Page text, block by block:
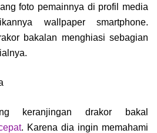
foto pemainnya di profil media
wallpaper smartphone.
bakalan menghiasi sebagian
keranjingan drakor bakal
. Karena dia ingin memahami